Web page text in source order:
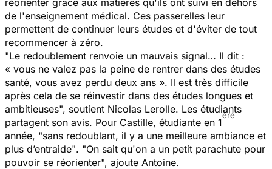
de l'enseignement médical. Ces passerelles leur
permettent de continuer leurs études et d'éviter de tout
recommencer à zéro.
"Le redoublement renvoie un mauvais signal… Il dit :
« vous ne valez pas la peine de rentrer dans des études
santé, vous avez perdu deux ans ». Il est très difficile
après cela de se réinvestir dans des études longues et
ambitieuses", soutient Nicolas Lerolle. Les étudiants
partagent son avis. Pour Castille, étudiante en 1
ère
année, "sans redoublant, il y a une meilleure ambiance et
plus d’entraide". "On sait qu'on a un petit parachute pour
pouvoir se réorienter", ajoute Antoine.